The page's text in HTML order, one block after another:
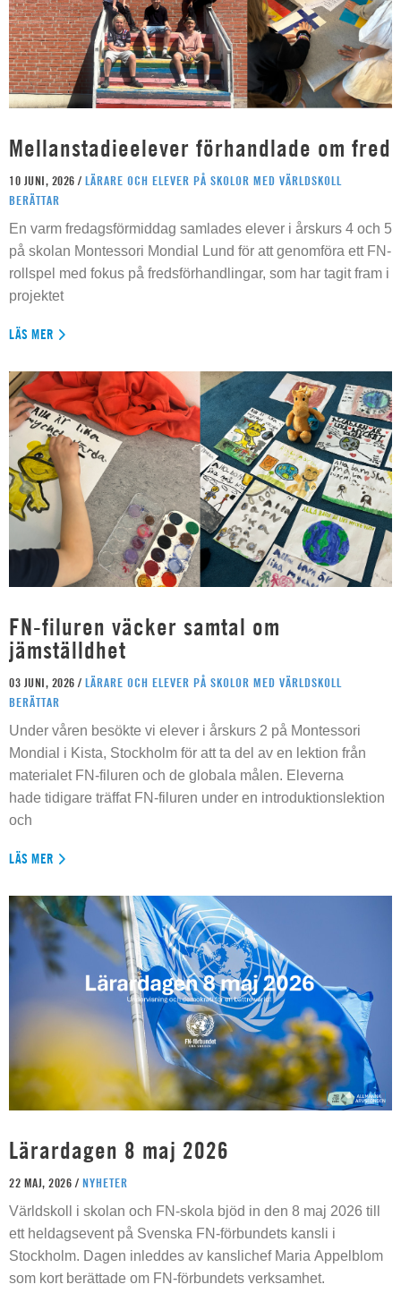
Mellanstadieelever förhandlade om fred
10 JUNI, 2026 / LÄRARE OCH ELEVER PÅ SKOLOR MED VÄRLDSKOLL
BERÄTTAR
En varm fredagsförmiddag samlades elever i årskurs 4 och 5
på skolan Montessori Mondial Lund för att genomföra ett FN-
rollspel med fokus på fredsförhandlingar, som har tagit fram i
projektet
LÄS MER
FN-filuren väcker samtal om
jämställdhet
03 JUNI, 2026 / LÄRARE OCH ELEVER PÅ SKOLOR MED VÄRLDSKOLL
BERÄTTAR
Under våren besökte vi elever i årskurs 2 på Montessori
Mondial i Kista, Stockholm för att ta del av en lektion från
materialet FN-filuren och de globala målen. Eleverna
hade tidigare träffat FN-filuren under en introduktionslektion
och
LÄS MER
Lärardagen 8 maj 2026
22 MAJ, 2026 / NYHETER
Världskoll i skolan och FN-skola bjöd in den 8 maj 2026 till
ett heldagsevent på Svenska FN-förbundets kansli i
Stockholm. Dagen inleddes av kanslichef Maria Appelblom
som kort berättade om FN-förbundets verksamhet.